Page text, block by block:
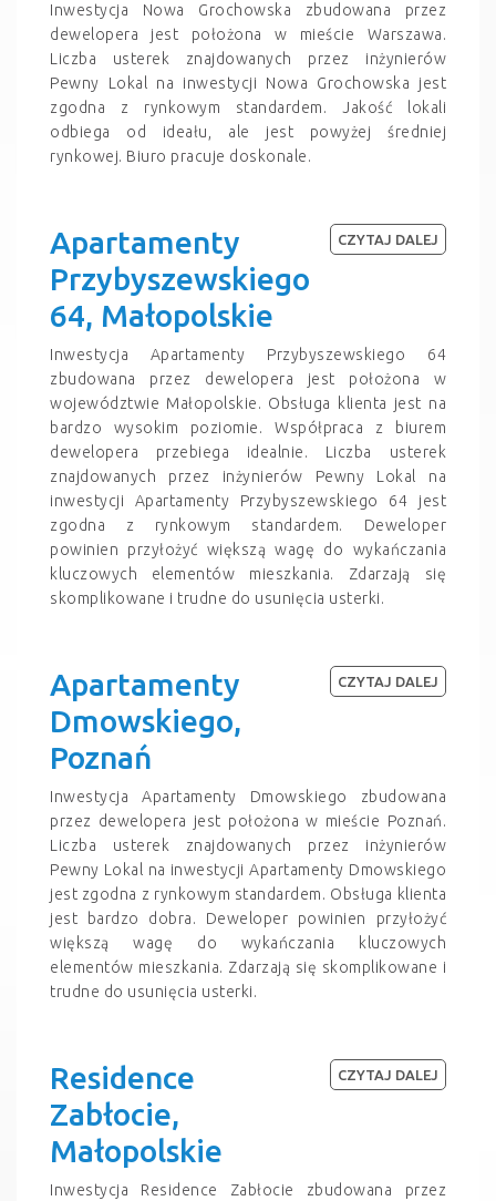
Inwestycja Nowa Grochowska zbudowana przez
dewelopera jest położona w mieście Warszawa.
Liczba usterek znajdowanych przez inżynierów
Pewny Lokal na inwestycji Nowa Grochowska jest
zgodna z rynkowym standardem. Jakość lokali
odbiega od ideału, ale jest powyżej średniej
rynkowej. Biuro pracuje doskonale.
Apartamenty
Przybyszewskiego
64, Małopolskie
Inwestycja Apartamenty Przybyszewskiego 64
zbudowana przez dewelopera jest położona w
województwie Małopolskie. Obsługa klienta jest na
bardzo wysokim poziomie. Współpraca z biurem
dewelopera przebiega idealnie. Liczba usterek
znajdowanych przez inżynierów Pewny Lokal na
inwestycji Apartamenty Przybyszewskiego 64 jest
zgodna z rynkowym standardem. Deweloper
powinien przyłożyć większą wagę do wykańczania
kluczowych elementów mieszkania. Zdarzają się
skomplikowane i trudne do usunięcia usterki.
CZYTAJ DALEJ
Apartamenty
Dmowskiego,
Poznań
Inwestycja Apartamenty Dmowskiego zbudowana
przez dewelopera jest położona w mieście Poznań.
Liczba usterek znajdowanych przez inżynierów
Pewny Lokal na inwestycji Apartamenty Dmowskiego
jest zgodna z rynkowym standardem. Obsługa klienta
jest bardzo dobra. Deweloper powinien przyłożyć
większą wagę do wykańczania kluczowych
elementów mieszkania. Zdarzają się skomplikowane i
trudne do usunięcia usterki.
CZYTAJ DALEJ
Residence
Zabłocie,
Małopolskie
Inwestycja Residence Zabłocie zbudowana przez
CZYTAJ DALEJ